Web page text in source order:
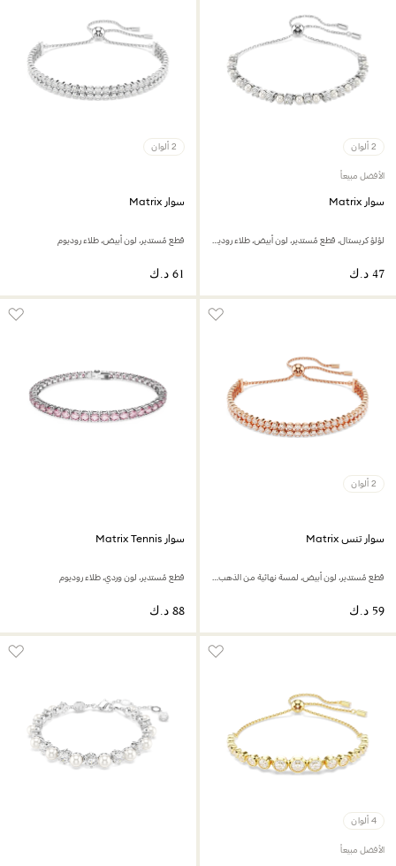
2 ألوان
الأفضل مبيعاً
سوار Matrix
لؤلؤ كريستال، قطع مُستدير، لون أبيض، طلاء روديوم
2 ألوان
سوار Matrix
قطع مُستدير، لون أبيض، طلاء روديوم
2 ألوان
سوار تنس Matrix
قطع مُستدير، لون أبيض، لمسة نهائية من الذهب الوردي عيار 18 قيراط
سوار Matrix Tennis
قطع مُستدير، لون وردي، طلاء روديوم
4 ألوان
الأفضل مبيعاً